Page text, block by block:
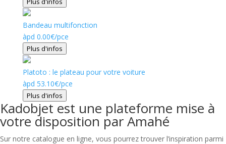
Bandeau multifonction
àpd 0.00€/pce
Plus d'infos
Platoto : le plateau pour votre voiture
àpd 53.10€/pce
Plus d'infos
Kadobjet est une plateforme mise à
votre disposition par Amahé
Sur notre catalogue en ligne, vous pourrez trouver l’inspiration parmi